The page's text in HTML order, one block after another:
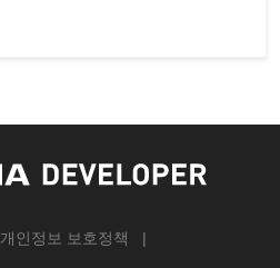
개인정보 보호정책